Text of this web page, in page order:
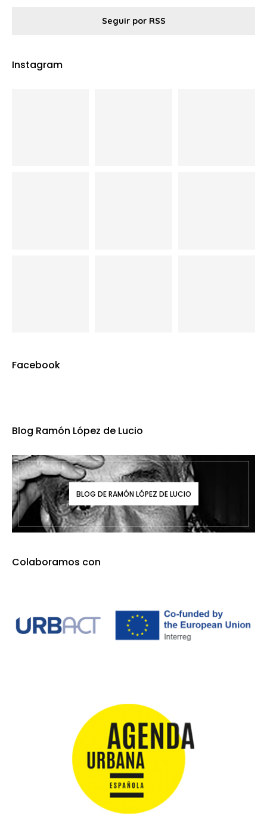
Seguir por RSS
Instagram
Facebook
Blog Ramón López de Lucio
BLOG DE RAMÓN LÓPEZ DE LUCIO
Colaboramos con